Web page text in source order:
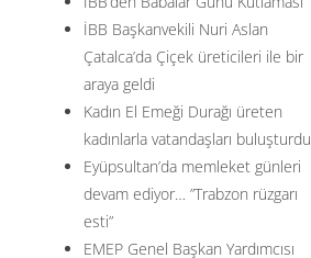
İBB Başkanvekili Nuri Aslan
Çatalca’da Çiçek üreticileri ile bir
araya geldi
Kadın El Emeği Durağı üreten
kadınlarla vatandaşları buluşturdu
Eyüpsultan’da memleket günleri
devam ediyor… ”Trabzon rüzgarı
esti”
EMEP Genel Başkan Yardımcısı